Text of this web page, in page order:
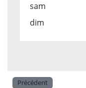
sam
dim
Précédent